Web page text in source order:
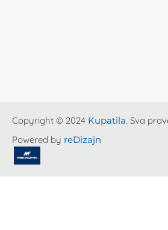
Copyright © 2024 Kupatila. Sva
Powered by reDizajn